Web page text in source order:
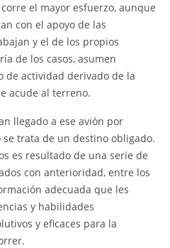
el mayor esfuerzo, aunque
con el apoyo de las
y el de los propios
de los casos, asumen
de actividad derivado de la
acude al terreno.
llegado a ese avión por
trata de un destino obligado.
es resultado de una serie de
con anterioridad, entre los
adecuada que les
y habilidades
y eficaces para la